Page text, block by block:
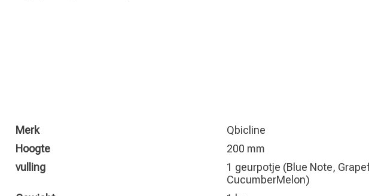
Merk
Qbicline
Hoogte
200 mm
vulling
1 geurpotje (Blue Note,
CucumberMelon)